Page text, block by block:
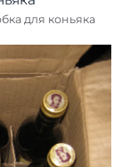
для коньяка